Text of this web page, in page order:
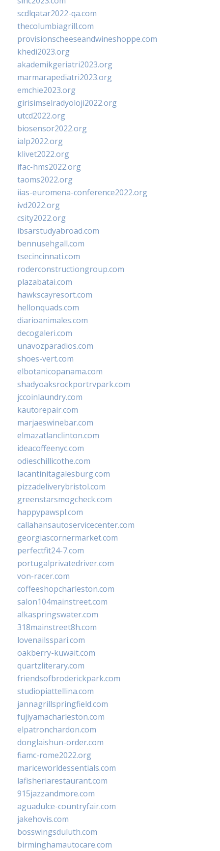
scdlqatar2022-qa.com
thecolumbiagrill.com
provisionscheeseandwineshoppe.com
khedi2023.org
akademikgeriatri2023.org
marmarapediatri2023.org
emchie2023.org
girisimselradyoloji2022.org
utcd2022.org
biosensor2022.org
ialp2022.org
klivet2022.org
ifac-hms2022.org
taoms2022.org
iias-euromena-conference2022.org
ivd2022.org
csity2022.org
ibsarstudyabroad.com
bennusehgall.com
tsecincinnati.com
roderconstructiongroup.com
plazabatai.com
hawkscayresort.com
hellonquads.com
diarioanimales.com
decogaleri.com
unavozparadios.com
shoes-vert.com
elbotanicopanama.com
shadyoaksrockportrvpark.com
jccoinlaundry.com
kautorepair.com
marjaeswinebar.com
elmazatlanclinton.com
ideacoffeenyc.com
odieschillicothe.com
lacantinitagalesburg.com
pizzadeliverybristol.com
greenstarsmogcheck.com
happypawspl.com
callahansautoservicecenter.com
georgiascornermarket.com
perfectfit24-7.com
portugalprivatedriver.com
von-racer.com
coffeeshopcharleston.com
salon104mainstreet.com
alkaspringswater.com
318mainstreet8h.com
lovenailsspari.com
oakberry-kuwait.com
quartzliterary.com
friendsofbroderickpark.com
studiopiattellina.com
jannagrillspringfield.com
fujiyamacharleston.com
elpatronchardon.com
donglaishun-order.com
fiamc-rome2022.org
mariceworldessentials.com
lafisheriarestaurant.com
915jazzandmore.com
aguadulce-countryfair.com
jakehovis.com
bosswingsduluth.com
birminghamautocare.com